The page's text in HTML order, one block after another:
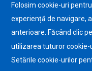
Măsuri de mediu și
Protecția
Folosim cookie-uri
experiență de navigare,
anterioare. Făcând clic
utilizarea tuturor cookie-
Setările cookie-urilor